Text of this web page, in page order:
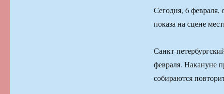
Сегодня, 6 февраля,
показа на сцене
Санкт-
февраля. Накануне
собираются